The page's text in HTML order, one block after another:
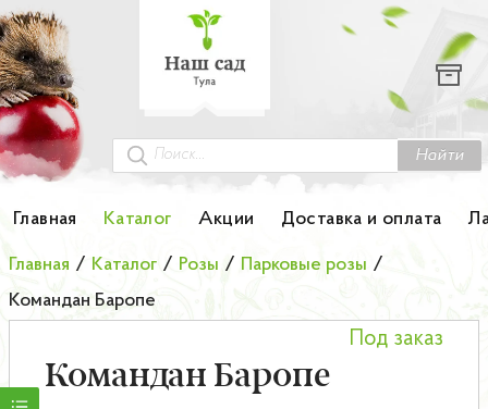
Найти
Главная Каталог Акции Доставка и оплата
Каталог
Гортензии
Грунты
Колоновидные деревья
Лук-севок
Малина
Главная / Каталог / Розы / Парковые розы /
Командан Баропе
Командан Баропе
Под заказ